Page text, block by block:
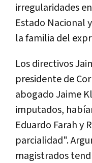
irregularidades
Estado Nacional
la familia del
Los directivos
presidente de
abogado Jaime
imputados,
Eduardo Farah y
parcialidad".
magistrados